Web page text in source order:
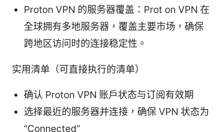
Proton VPN 的服务器覆盖：Prot on VPN 在
全球拥有多地服务器，覆盖主要市场，确保
跨地区访问时的连接稳定性。
实用清单（可直接执行的清单）
确认 Proton VPN 账户状态与订阅有效期
选择最近的服务器并连接，确保 VPN 状态为
“Connected”